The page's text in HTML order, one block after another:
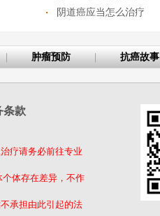
阴道癌应当怎么治疗
肿瘤预防 抗癌故事
条款
疗请务必前往专业
体存在差异，不作
承担由此引起的法